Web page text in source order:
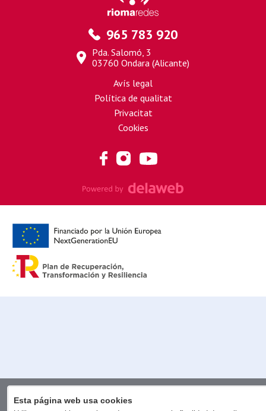
965 783 920
Pda. Salomó, 3
03760 Ondara (Alicante)
Avís legal
Política de qualitat
Privacitat
Cookies
Esta página web usa cookies